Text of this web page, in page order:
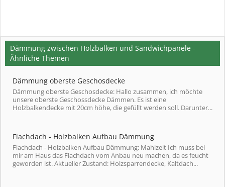
Dämmung zwischen Holzbalken und Sandwichpanele -
Ähnliche Themen
Dämmung oberste Geschosdecke
Dämmung oberste Geschosdecke: Hallo zusammen, ich möchte
unsere oberste Geschossdecke Dämmen. Es ist eine
Holzbalkendecke mit 20cm höhe, die gefüllt werden soll. Darunter...
Flachdach - Holzbalken Aufbau Dämmung
Flachdach - Holzbalken Aufbau Dämmung: Mahlzeit Ich muss bei
mir am Haus das Flachdach vom Anbau neu machen, da es feucht
geworden ist. Aktueller Zustand: Holzsparrendecke, Kaltdach...